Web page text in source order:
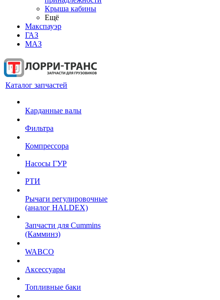
Крыша кабины
Ещё
Макспауэр
ГАЗ
МАЗ
Каталог запчастей
Карданные валы
Фильтра
Компрессора
Насосы ГУР
РТИ
Рычаги регулировочные
(аналог HALDEX)
Запчасти для Cummins
(Камминз)
WABCO
Аксессуары
Топливные баки